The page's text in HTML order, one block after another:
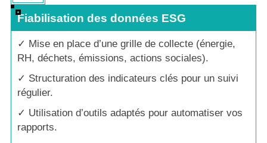
Collecte
Fiabilisation des données ESG
✓ Mise en place d’une grille de collecte (énergie,
RH, déchets, émissions, actions sociales).
✓ Structuration des indicateurs clés pour un suivi
régulier.
✓ Utilisation d’outils adaptés pour automatiser vos
rapports.